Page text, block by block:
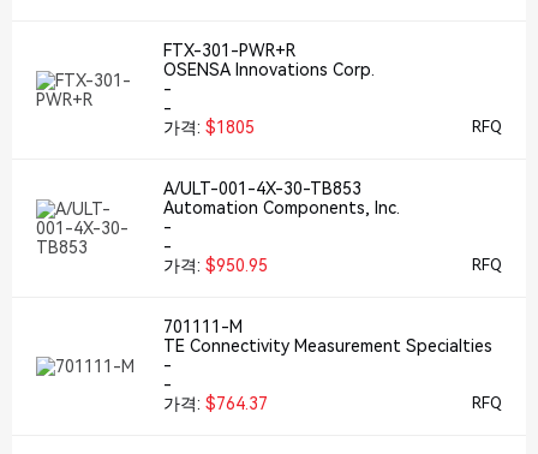
FTX-301-PWR+R
OSENSA Innovations Corp.
-
-
가격: $1805 RFQ
A/ULT-001-4X-30-TB853
Automation Components, Inc.
-
-
가격: $950.95 RFQ
701111-M
TE Connectivity Measurement Specialties
-
-
가격: $764.37 RFQ